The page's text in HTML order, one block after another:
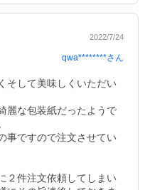
2022/7/24
qwa********さん
そして美味しくいただい
麗な包装紙だったようで
事ですので注文させてい
２件注文依頼してしまい